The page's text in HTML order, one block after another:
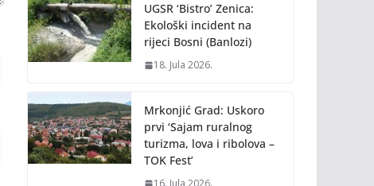
UGSR ‘Bistro’ Zenica:
Ekološki incident na
rijeci Bosni (Banlozi)
18. Jula 2026.
Mrkonjić Grad: Uskoro
prvi ‘Sajam ruralnog
turizma, lova i ribolova –
TOK Fest’
16. Jula 2026.